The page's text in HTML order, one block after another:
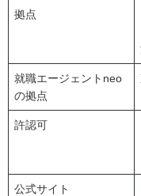
拠点
就職エージェントneo
の拠点
許認可
公式サイト